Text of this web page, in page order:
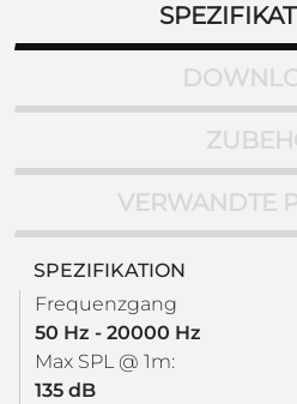
VERWANDTE
SPEZIFIKATION
Frequenzgang
50 Hz - 20000 Hz
Max SPL @ 1m:
135 dB